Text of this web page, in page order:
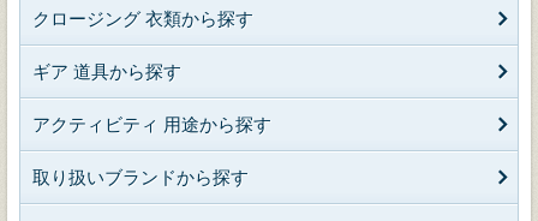
クロージング 衣類から探す
ギア 道具から探す
アクティビティ 用途から探す
取り扱いブランドから探す